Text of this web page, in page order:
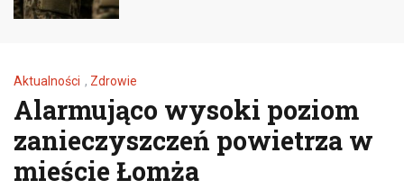
Aktualności , Zdrowie
Alarmująco wysoki poziom
zanieczyszczeń powietrza w
mieście Łomża